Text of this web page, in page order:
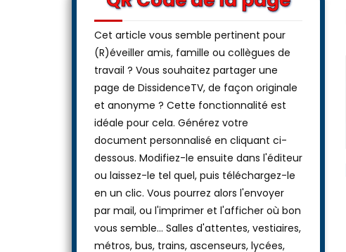
Cet article vous semble pertinent pour
(R)éveiller amis, famille ou collègues de
travail ? Vous souhaitez partager une
page de DissidenceTV, de façon originale
et anonyme ? Cette fonctionnalité est
idéale pour cela. Générez votre
document personnalisé en cliquant ci-
dessous. Modifiez-le ensuite dans l'éditeur
ou laissez-le tel quel, puis téléchargez-le
en un clic. Vous pourrez alors l'envoyer
par mail, ou l'imprimer et l'afficher où bon
vous semble… Salles d'attentes, vestiaires,
métros, bus, trains, ascenseurs, lycées,